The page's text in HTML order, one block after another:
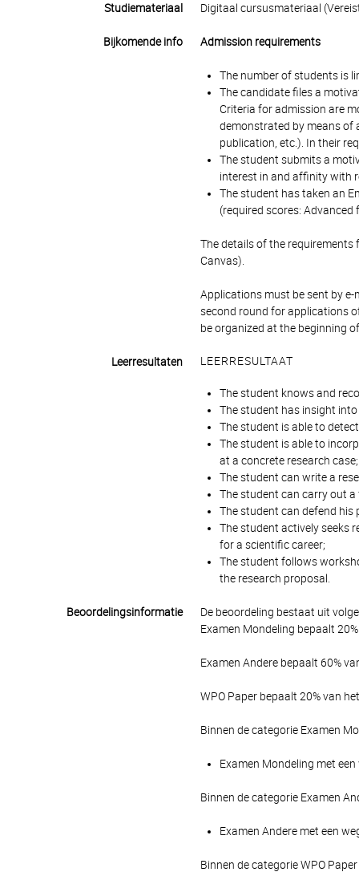
Studiemateriaal Digitaal cursusmateriaal
Bijkomende info Admission requirements
The number of students is
The candidate files a
Criteria for admission are
demonstrated by means of
publication, etc.). In their
The student submits a
interest in and affinity with
The student has taken an
(required scores:
The details of the
Canvas).
Applications must be sent by
second round for applications
be organized at the beginning
Leerresultaten LEERRESULTAAT
The student knows and
The student has insight
The student is able to
The student is able to
at a concrete research case;
The student can write a
The student can carry out
The student can defend his
The student actively seeks
for a scientific career;
The student follows
the research proposal.
Beoordelingsinformatie
De beoordeling bestaat uit
Examen Mondeling bepaalt
Examen Andere bepaalt 60%
WPO Paper bepaalt 20% van
Binnen de categorie Examen
Examen Mondeling met
Binnen de categorie Examen
Examen Andere met een
Binnen de categorie WPO